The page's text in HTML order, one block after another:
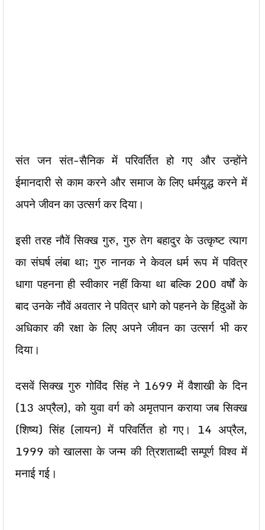
संत जन संत-सैनिक में परिवर्तित हो गए और उन्होंने
ईमानदारी से काम करने और समाज के लिए धर्मयुद्ध करने में
अपने जीवन का उत्सर्ग कर दिया।
इसी तरह नौवें सिक्ख गुरु, गुरु तेग बहादुर के उत्कृष्ट त्याग
का संघर्ष लंबा था; गुरु नानक ने केवल धर्म रूप में पवित्र
धागा पहनना ही स्वीकार नहीं किया था बल्कि 200 वर्षों के
बाद उनके नौवें अवतार ने पवित्र धागे को पहनने के हिंदुओं के
अधिकार की रक्षा के लिए अपने जीवन का उत्सर्ग भी कर
दिया।
दसवें सिक्ख गुरु गोविंद सिंह ने 1699 में वैशाखी के दिन
(13 अप्रैल), को युवा वर्ग को अमृतपान कराया जब सिक्ख
(शिष्य) सिंह (लायन) में परिवर्तित हो गए। 14 अप्रैल,
1999 को खालसा के जन्म की त्रिशताब्दी सम्पूर्ण विश्व में
मनाई गई।